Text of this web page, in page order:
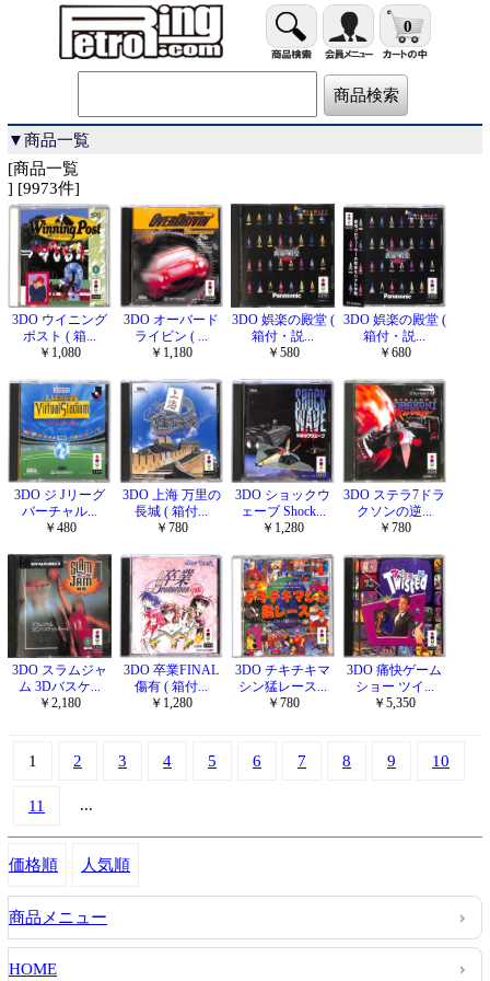
0
▼商品一覧
[商品一覧
] [9973件]
3DO ウイニング
ポスト ( 箱...
￥1,080
3DO オーバード
ライビン ( ...
￥1,180
3DO 娯楽の殿堂 (
箱付・説...
￥580
3DO 娯楽の殿堂 (
箱付・説...
￥680
3DO ジ Jリーグ
バーチャル...
￥480
3DO 上海 万里の
長城 ( 箱付...
￥780
3DO ショックウ
ェーブ Shock...
￥1,280
3DO ステラ7ドラ
クソンの逆...
￥780
3DO スラムジャ
ム 3Dバスケ...
￥2,180
3DO 卒業FINAL
傷有 ( 箱付...
￥1,280
3DO チキチキマ
シン猛レース...
￥780
3DO 痛快ゲーム
ショー ツイ...
￥5,350
1 2 3 4 5 6 7 8 9 10
11 ...
価格順 人気順
商品メニュー
HOME